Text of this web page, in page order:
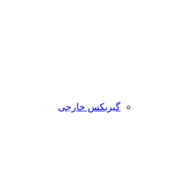
گیربکس خارجی